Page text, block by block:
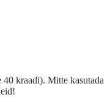
kraadi). Mitte kasutada